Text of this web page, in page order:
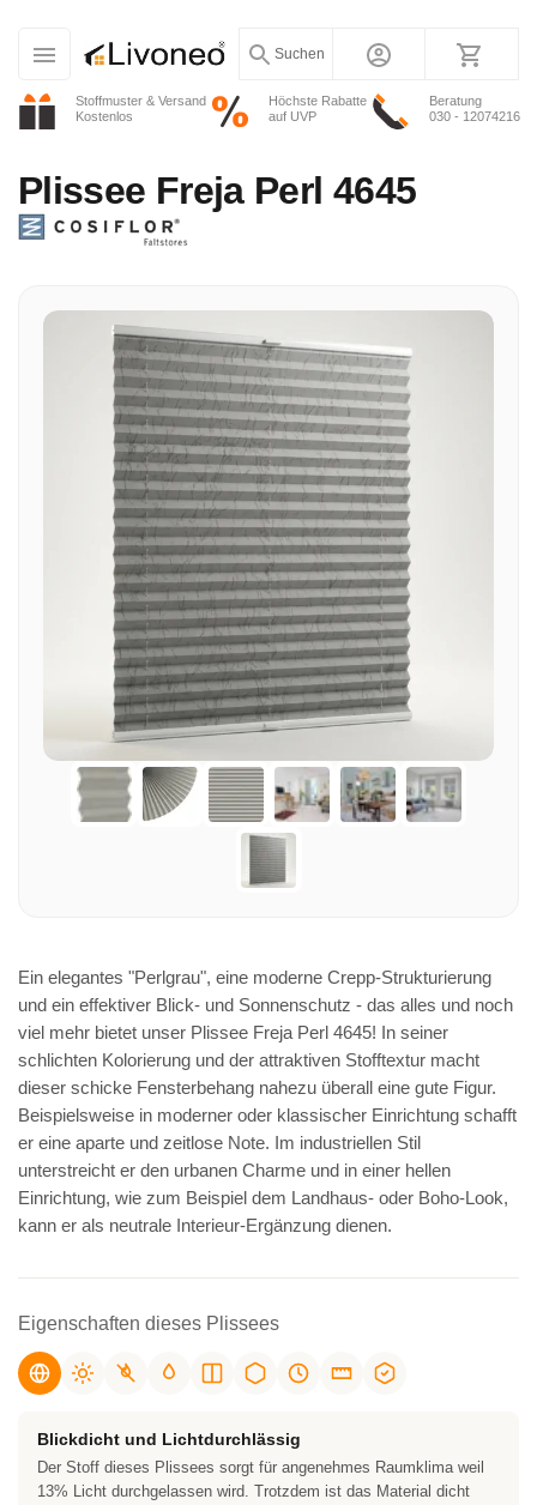
Stoffmuster & Versand
Kostenlos
Höchste Rabatte
auf UVP
Beratung
030 - 12074216
Suchen
Plissee Freja Perl 4645
Ein elegantes "Perlgrau", eine moderne Crepp-Strukturierung
und ein effektiver Blick- und Sonnenschutz - das alles und noch
viel mehr bietet unser Plissee Freja Perl 4645! In seiner
schlichten Kolorierung und der attraktiven Stofftextur macht
dieser schicke Fensterbehang nahezu überall eine gute Figur.
Beispielsweise in moderner oder klassischer Einrichtung schafft
er eine aparte und zeitlose Note. Im industriellen Stil
unterstreicht er den urbanen Charme und in einer hellen
Einrichtung, wie zum Beispiel dem Landhaus- oder Boho-Look,
kann er als neutrale Interieur-Ergänzung dienen.
Eigenschaften dieses Plissees
Blickdicht und Lichtdurchlässig
Der Stoff dieses Plissees sorgt für angenehmes Raumklima weil
13% Licht durchgelassen wird. Trotzdem ist das Material dicht